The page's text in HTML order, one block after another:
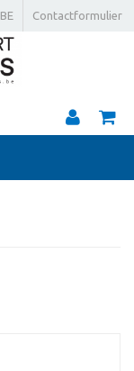
Contactformulier
BE